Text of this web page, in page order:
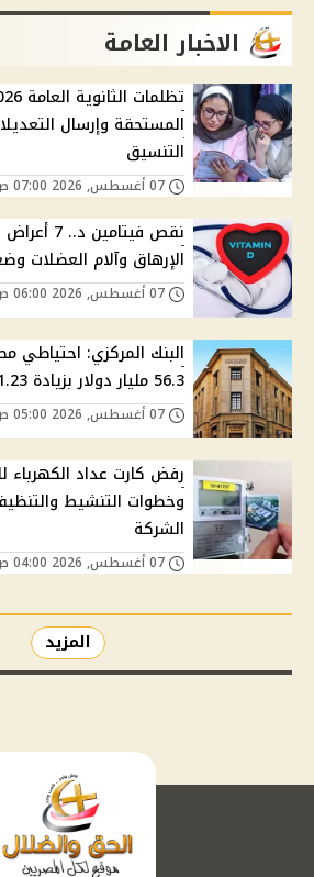
الاخبار العامة
المستحقة وإرسال
التنسيق
نقص
الإرهاق وآلام العضلات
البنك المركزي: احتياطي
56.3 مليار دولار بزيادة 1.23 مليار في يوليو
رفض كارت عداد الكهرباء
وخطوات التنشيط
الشركة
المزيد